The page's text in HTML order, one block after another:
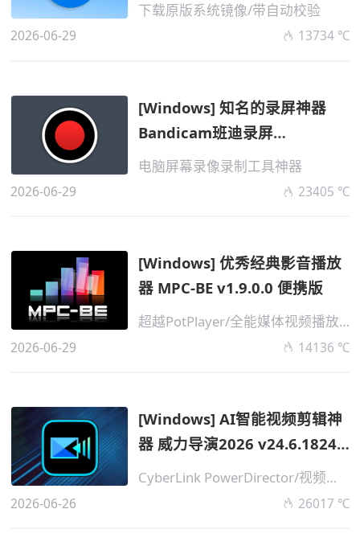
下载原版系统镜像/带自动校验
2026-06-29 13734 ℃
[Windows] 知名的录屏神器
Bandicam班迪录屏
V8.3.1.2537 免激活版...
电脑屏幕录像录制工具神器
2026-06-29 23405 ℃
[Windows] 优秀经典影音播放
器 MPC-BE v1.9.0.0 便携版
超越PotPlayer/全能媒体视频播放器
2026-06-29 14136 ℃
[Windows] AI智能视频剪辑神
器 威力导演2026 v24.6.1824.2
旗舰版...
CyberLink PowerDirector/视频编辑制作
2026-06-26 26017 ℃